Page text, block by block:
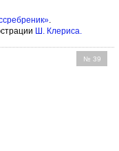
.
Ш. Клериса.
№ 39